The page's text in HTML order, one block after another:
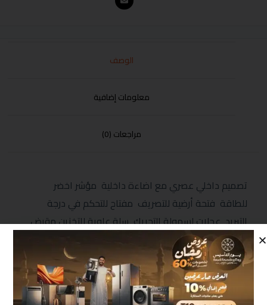
الوصف
معلومات إضافية
مراجعات (0)
تصميم داخلي عصري مع اضاءة داخلية مؤشر اخضر
للطاقة فتحة أرضية للتصريف مفتاح للتحكم في درجة
التبريد عجلات لسهولة التحريك سلة علوية للتخزين مقبض
يدوي مع قفل ضد عبث الأطفال فريون صديق البيئة الابعاد
(MM) 850*820*555